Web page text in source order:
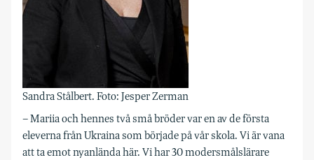
Sandra Stålbert. Foto: Jesper Zerman
– Mariia och hennes två små bröder var en av de första
eleverna från Ukraina som började på vår skola. Vi är vana
att ta emot nyanlända här. Vi har 30 modersmålslärare